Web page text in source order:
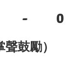
- 0
聲鼓勵）